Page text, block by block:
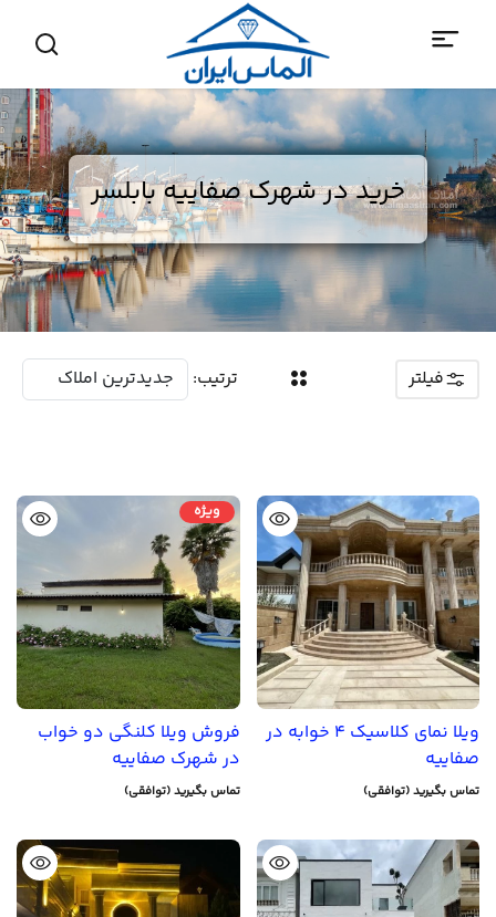
خرید در شهرک صفاییه بابلسر
فیلتر ترتیب:
ویلا نمای کلاسیک 4 خوابه در
صفاییه
تماس بگیرید (توافقی)
ویژه
فروش ویلا کلنگی دو خواب
در شهرک صفاییه
تماس بگیرید (توافقی)